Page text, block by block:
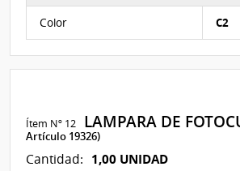
Color C2
Ítem Nº 12 LAMPARA DE
Artículo 19326)
Cantidad: 1,00 UNIDAD